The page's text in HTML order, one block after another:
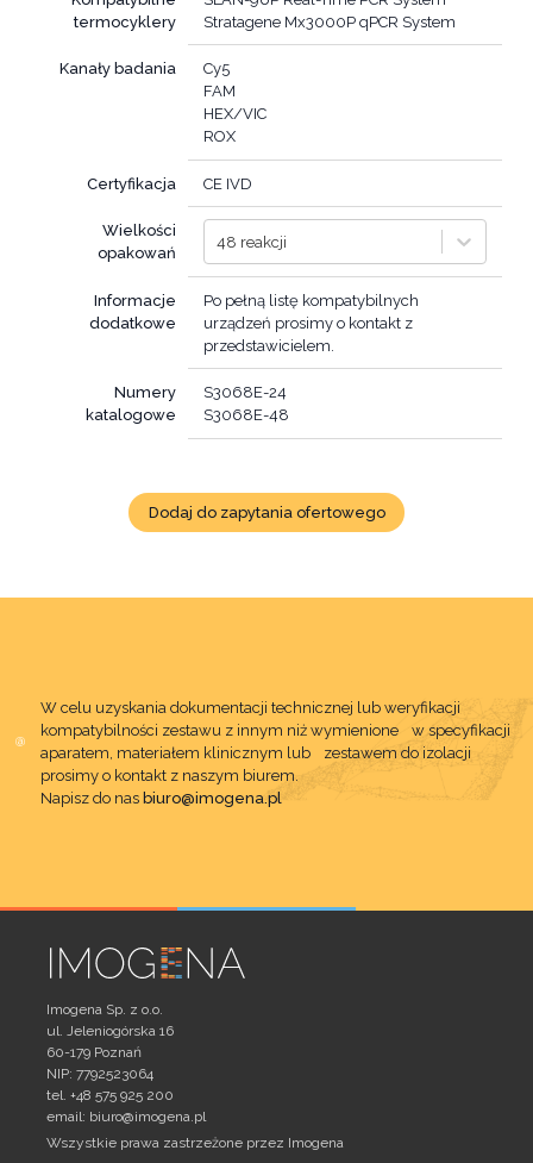
termocyklery
Stratagene Mx3000P qPCR System
Kanały badania
Cy5
FAM
HEX/VIC
ROX
Certyfikacja CE IVD
Wielkości
opakowań
48 reakcji
Informacje
dodatkowe
Po pełną listę kompatybilnych
urządzeń prosimy o kontakt z
przedstawicielem.
Numery
katalogowe
S3068E-24
Dodaj do zapytania ofertowego
W celu uzyskania dokumentacji technicznej lub weryfikacji
kompatybilności zestawu z innym niż wymienione w specyfikacji
aparatem, materiałem klinicznym lub zestawem do izolacji
prosimy o kontakt z naszym biurem.
Napisz do nas biuro@imogena.pl
Imogena Sp. z o.o.
ul. Jeleniogórska 16
60-179 Poznań
NIP: 7792523064
tel. +48 575 925 200
email: biuro@imogena.pl
Wszystkie prawa zastrzeżone przez Imogena